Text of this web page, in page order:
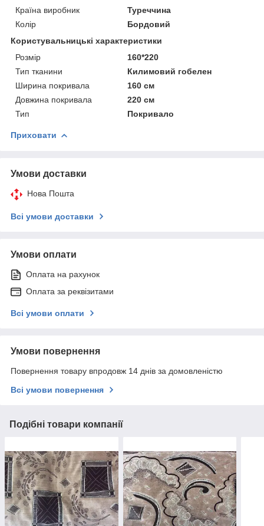
Країна виробник
Туреччина
Колір
Бордовий
Користувальницькі характеристики
Розмір
160*220
Тип тканини
Килимовий гобелен
Ширина покривала
160 см
Довжина покривала
220 см
Тип
Покривало
Приховати
Умови доставки
Нова Пошта
Всі умови доставки
Умови оплати
Оплата на рахунок
Оплата за реквізитами
Всі умови оплати
Умови повернення
Повернення товару впродовж 14 днів за домовленістю
Всі умови повернення
Подібні товари компанії